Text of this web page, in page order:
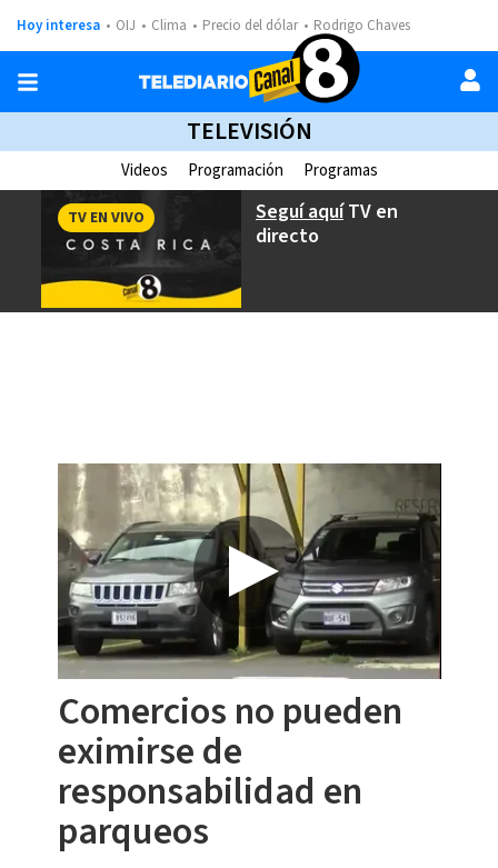
Hoy interesa OIJ Clima Precio del dólar Rodrigo Chaves
TELEVISIÓN
Videos Programación Programas
Seguí aquíTV en
directo
TV EN VIVO
Comercios no pueden
eximirse de
responsabilidad en
parqueos